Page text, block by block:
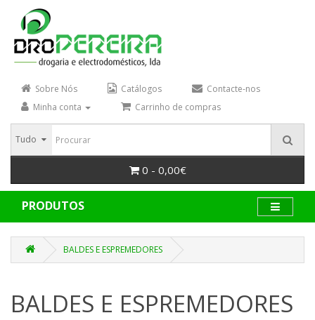
Sobre Nós Catálogos
Contacte-nos
Minha conta
Carrinho de compras
Tudo
0 - 0,00€
PRODUTOS
BALDES E ESPREMEDORES
BALDES E ESPREMEDORES